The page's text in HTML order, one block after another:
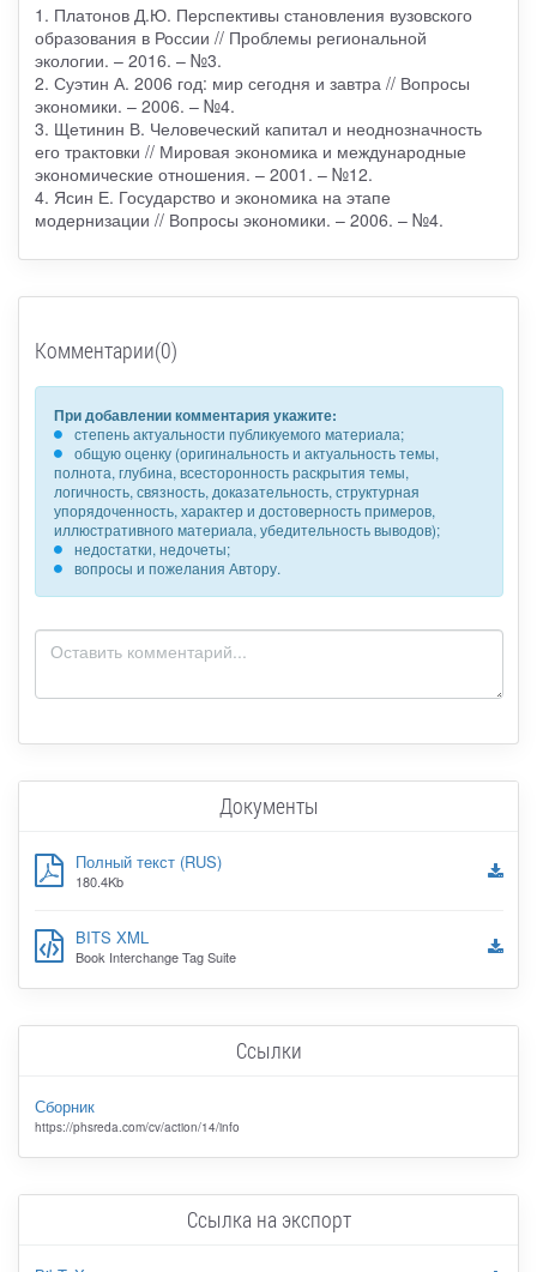
1. Платонов Д.Ю. Перспективы становления вузовского
образования в России // Проблемы региональной
экологии. – 2016. – №3.
2. Суэтин А. 2006 год: мир сегодня и завтра // Вопросы
экономики. – 2006. – №4.
3. Щетинин В. Человеческий капитал и неоднозначность
его трактовки // Мировая экономика и международные
экономические отношения. – 2001. – №12.
4. Ясин Е. Государство и экономика на этапе
модернизации // Вопросы экономики. – 2006. – №4.
Комментарии(0)
При добавлении комментария укажите:
степень актуальности публикуемого материала;
общую оценку (оригинальность и актуальность темы,
полнота, глубина, всесторонность раскрытия темы,
логичность, связность, доказательность, структурная
упорядоченность, характер и достоверность примеров,
иллюстративного материала, убедительность выводов);
недостатки, недочеты;
вопросы и пожелания Автору.
Документы
Полный текст (RUS)
180.4Kb
BITS XML
Book Interchange Tag Suite
Ссылки
Сборник
https://phsreda.com/cv/action/14/info
Ссылка на экспорт